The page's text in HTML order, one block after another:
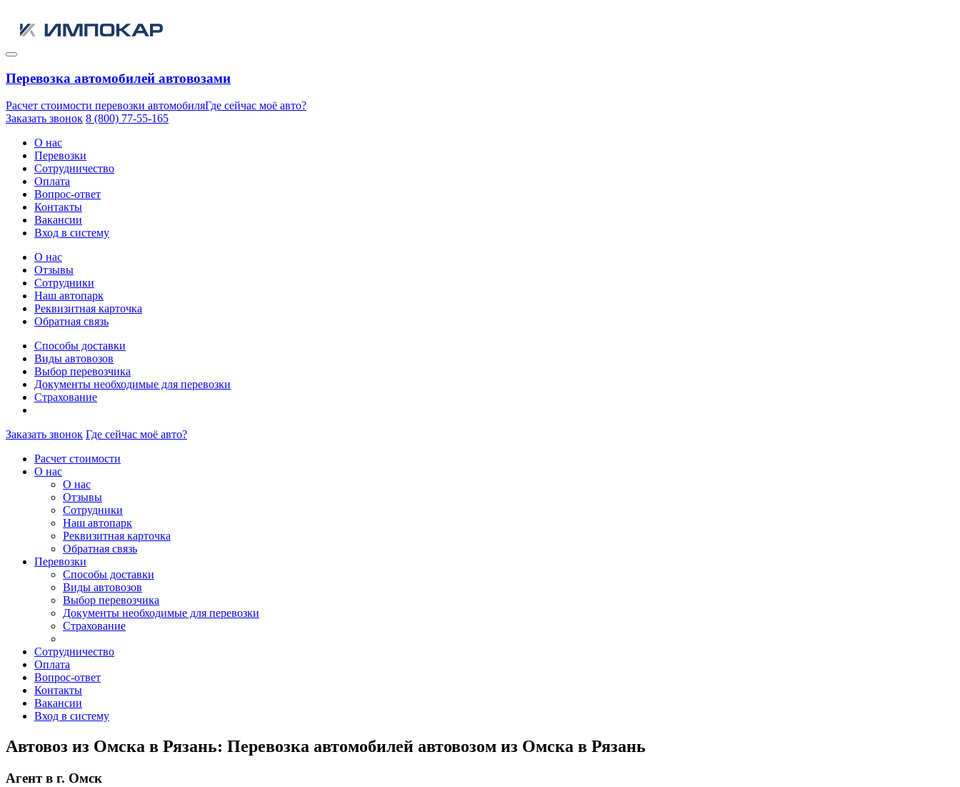
Перевозка автомобилей автовозами
Расчет стоимости перевозки автомобиляГде сейчас моё авто?
Заказать звонок 8 (800) 77-55-165
О нас
Перевозки
Сотрудничество
Оплата
Вопрос-ответ
Контакты
Вакансии
Вход в систему
О нас
Отзывы
Сотрудники
Наш автопарк
Реквизитная карточка
Обратная связь
Способы доставки
Виды автовозов
Выбор перевозчика
Документы необходимые для перевозки
Страхование
Заказать звонок Где сейчас моё авто?
Расчет стоимости
О нас
О нас
Отзывы
Сотрудники
Наш автопарк
Реквизитная карточка
Обратная связь
Перевозки
Способы доставки
Виды автовозов
Выбор перевозчика
Документы необходимые для перевозки
Страхование
Сотрудничество
Оплата
Вопрос-ответ
Контакты
Вакансии
Вход в систему
Автовоз из Омска в Рязань: Перевозка автомобилей автовозом из Омска в Рязань
Агент в г. Омск